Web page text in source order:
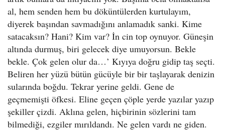
al, hem senden hem bu döküntülerden kurtulayım,
diyerek başından savmadığını anlamadık sanki. Kime
satacaksın? Hani? Kim var? İn cin top oynuyor. Güneşin
altında durmuş, biri gelecek diye umuyorsun. Bekle
bekle. Çok gelen olur da…’ Kıyıya doğru gidip taş seçti.
Beliren her yüzü bütün gücüyle bir bir taşlayarak denizin
sularında boğdu. Tekrar yerine geldi. Gene de
geçmemişti öfkesi. Eline geçen çöple yerde yazılar yazıp
şekiller çizdi. Aklına gelen, hiçbirinin sözlerini tam
bilmediği, ezgiler mırıldandı. Ne gelen vardı ne giden.